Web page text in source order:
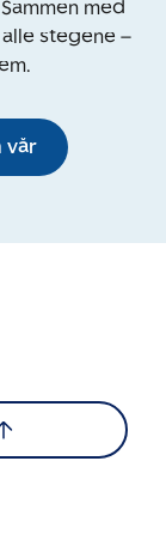
med
stegene –
vår